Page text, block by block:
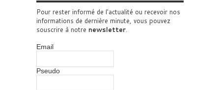
Pour rester informé de l'actualité ou recevoir nos
informations de dernière minute, vous pouvez
souscrire à notre newsletter.
Email
Pseudo